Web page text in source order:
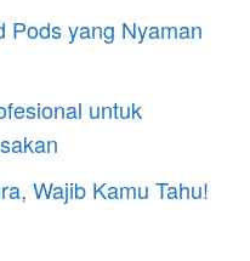
Pods yang Nyaman
untuk
Wajib Kamu Tahu!